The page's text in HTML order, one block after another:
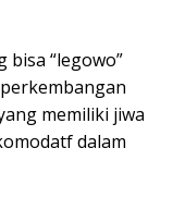
bisa “legowo”
memiliki jiwa
dalam